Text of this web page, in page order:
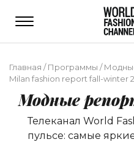
Главная /Программы /
Milan fashion report fall-winter
Модные
Телеканал World
пульсе: самые